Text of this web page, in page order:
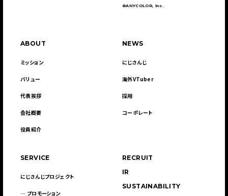
©ANYCOLOR, Inc.
ABOUT
ミッション
バリュー
代表挨拶
会社概要
役員紹介
NEWS
にじさんじ
海外VTuber
採用
コーポレート
SERVICE
にじさんじプロジェクト
― プロモーション
RECRUIT
IR
SUSTAINABILITY